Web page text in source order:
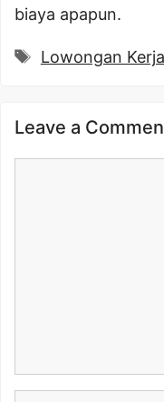
biaya apapun.
Tags
Lowongan
Leave a